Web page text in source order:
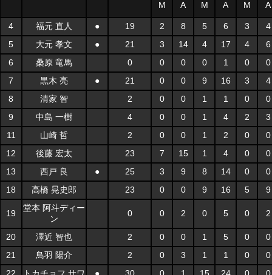
M A M A M A
4 福元 直人 ● 19 2 8 5 6 3
4
5
大元 孝文 ● 21 3 14 4 17 4
6
6
桑原 竜馬 0 0 0 0 1 0
0
7
黒木 亮 ● 21 0 0 9 16 3
4
8
清家 智 2 0 0 1 1 0
0
9
中島 一樹 4 0 0 1 4 2
3
11
山崎 哲 2 0 0 1 2 0
0
12
後藤 宏太 23 7 15 1 4 0
0
13
西戸 良 ● 25 3 9 8 14 0
0
18
高橋 晃史郎 23 0 0 9 16 5 9
19
堂本 阿斗ディー
ン
0 0 2 0 5 0 2
20 澤近 智也 2 0 0 1 5 0
0
21
鳥羽 陽介 2 0 3 1 1 0
0